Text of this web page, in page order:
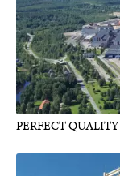
PERFECT